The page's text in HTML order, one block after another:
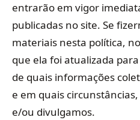
entrarão em vigor
publicadas no site. Se
materiais nesta política,
que ela foi atualizada
de quais informações
e em quais
e/ou divulgamos.